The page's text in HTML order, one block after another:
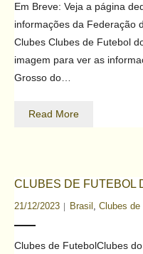
Em Breve: Veja a página
informações da Federação
Clubes Clubes de Futebol
imagem para ver as
Grosso do…
Read More
CLUBES DE FUTEBOL
21/12/2023 Brasil , Clubes de
Clubes de FutebolClubes